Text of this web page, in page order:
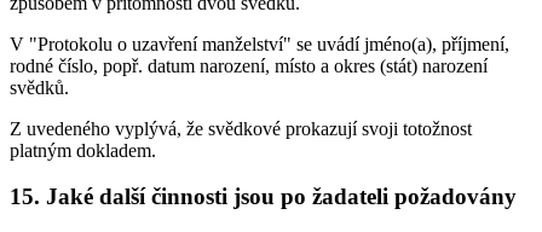
V "Protokolu o uzavření manželství" se uvádí jméno(a), příjmení,
rodné číslo, popř. datum narození, místo a okres (stát) narození
svědků.
Z uvedeného vyplývá, že svědkové prokazují svoji totožnost
platným dokladem.
15. Jaké další činnosti jsou po žadateli požadovány